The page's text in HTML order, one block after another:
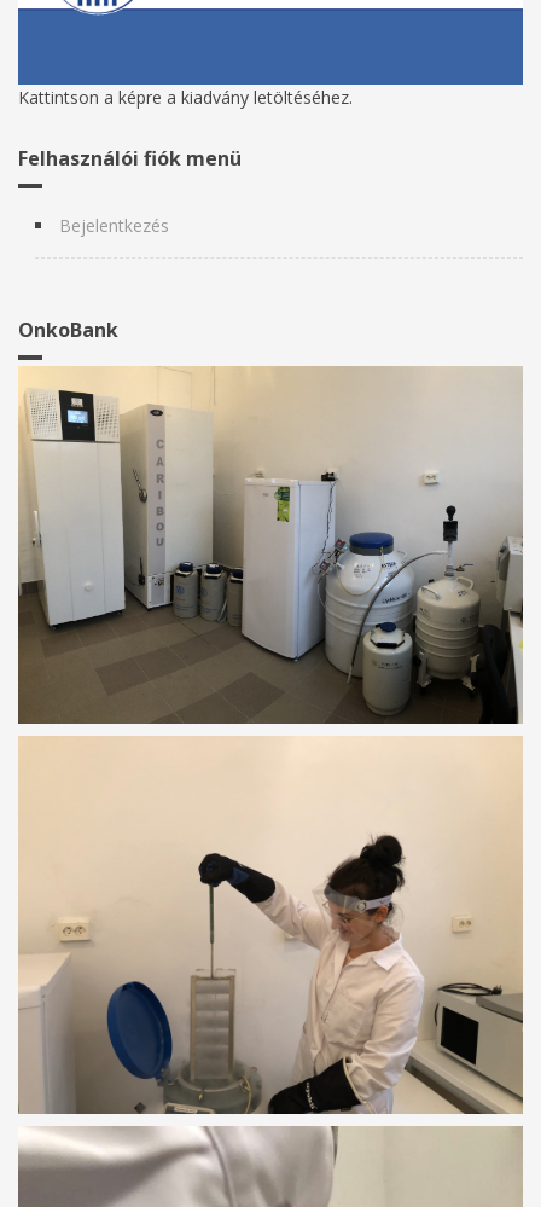
Kattintson a képre a kiadvány letöltéséhez.
Felhasználói fiók menü
Bejelentkezés
OnkoBank